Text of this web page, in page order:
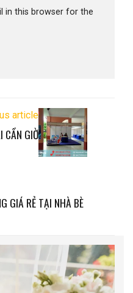
in this browser for the
article
CẦN GIỜ
GIÁ RẺ TẠI NHÀ BÈ